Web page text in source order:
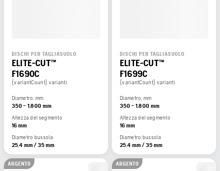
DISCHI PER TAGLIASUOLO
ELITE-CUT™
F1690C
{variantCount} varianti
Diametro, mm
350 – 1.800 mm
Altezza del segmento
16 mm
Diametro bussola
25.4 mm / 35 mm
DISCHI PER TAGLIASUOLO
ELITE-CUT™
F1699C
{variantCount} varianti
Diametro, mm
350 – 1.800 mm
Altezza del segmento
16 mm
Diametro bussola
25.4 mm / 35 mm
ARGENTO ARGENTO